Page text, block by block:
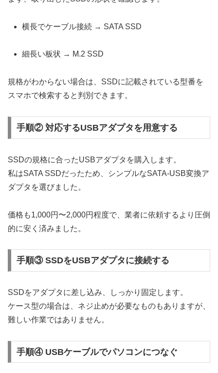
横長でケーブル接続 → SATA SSD
細長い板状 → M.2 SSD
規格がわからない場合は、SSDに記載されている型番を
スマホで検索すると判別できます。
手順② 対応するUSBアダプタを用意する
SSDの規格に合ったUSBアダプタを購入します。
私はSATA SSDだったため、シンプルなSATA-USB変換ア
ダプタを選びました。
価格も1,000円〜2,000円程度で、業者に依頼するより圧倒
的に安く済みました。
手順③ SSDをUSBアダプタに接続する
SSDをアダプタに差し込み、しっかり固定します。
ケース型の場合は、ネジ止めが必要なものもありますが、
難しい作業ではありません。
手順④ USBケーブルでパソコンにつなぐ